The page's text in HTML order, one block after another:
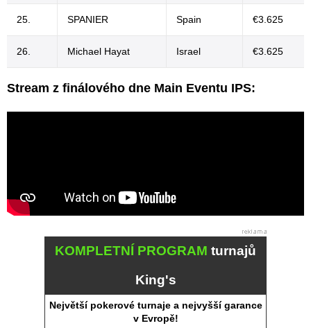
25. SPANIER Spain €3.625
26. Michael Hayat Israel €3.625
Stream z finálového dne Main Eventu IPS:
KOMPLETNÍ PROGRAM turnajů
King's
Největší pokerové turnaje a nejvyšší garance
v Evropě!